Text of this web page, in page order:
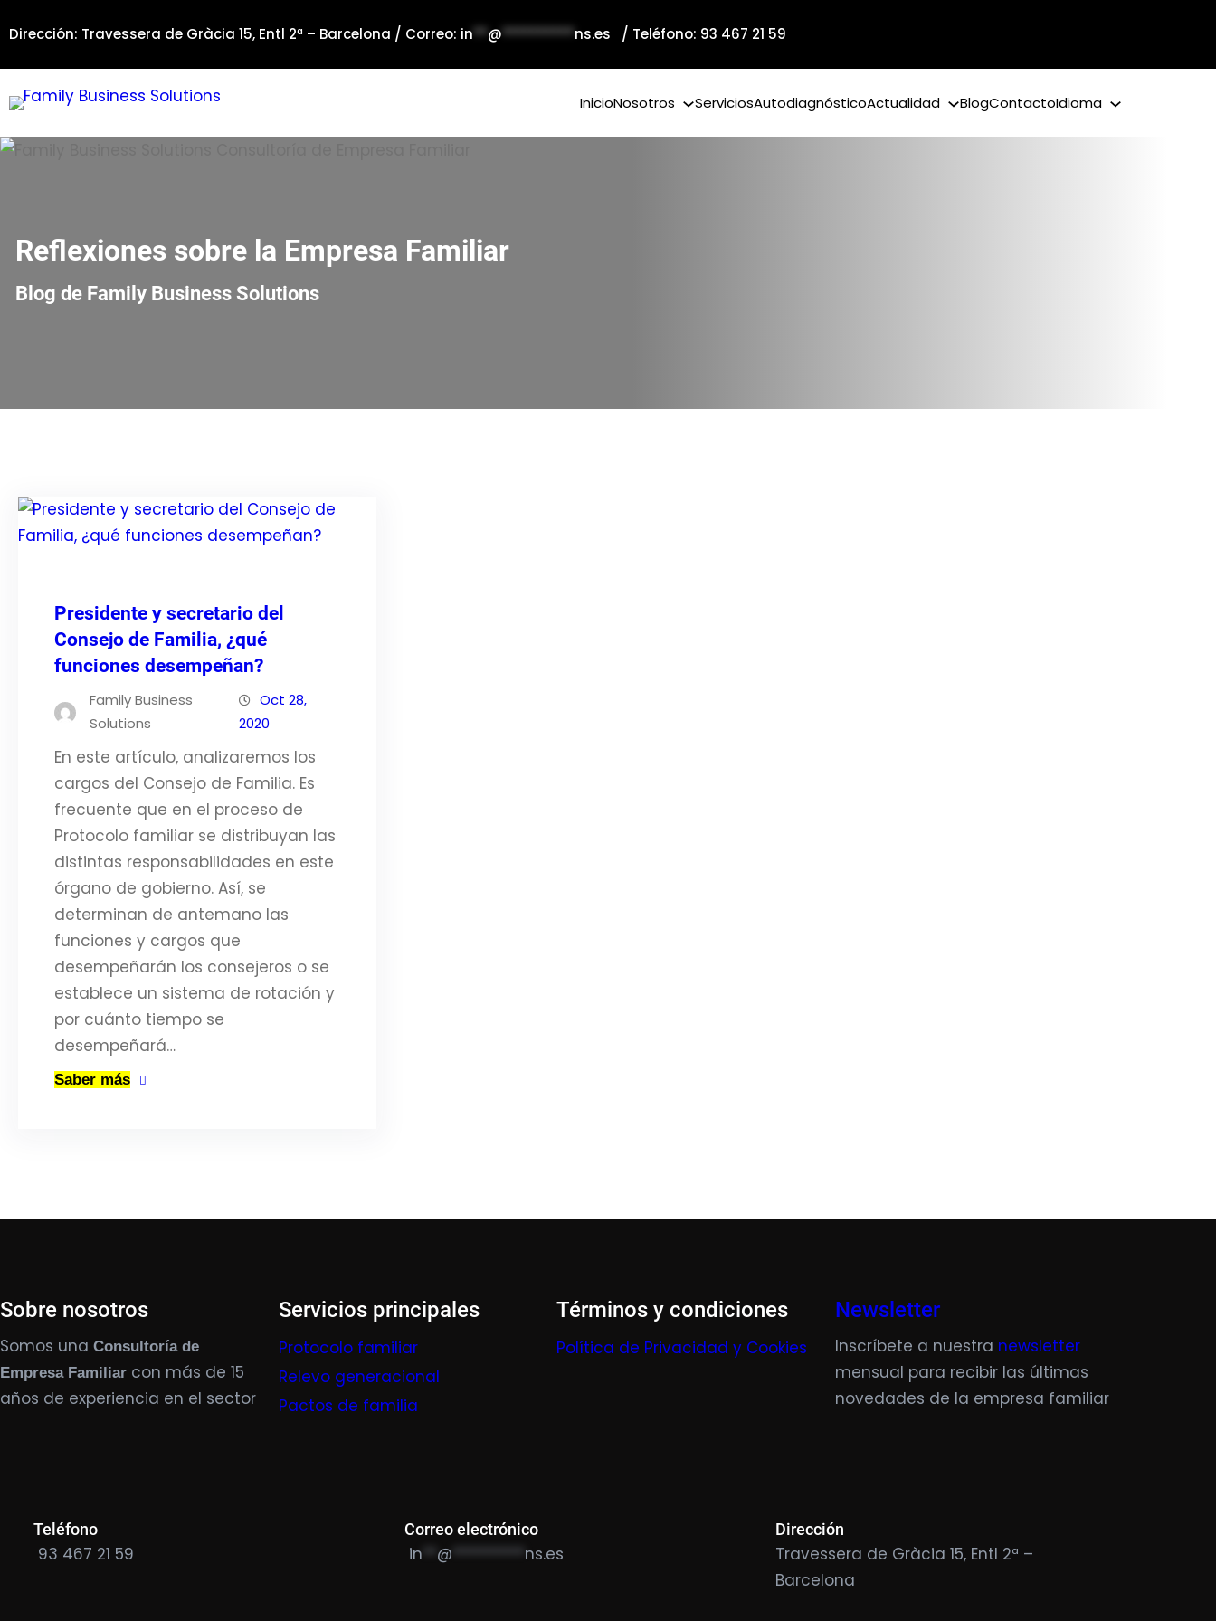
al
contenido
Dirección: Travessera de Gràcia 15, Entl 2ª – Barcelona / Correo: in**@**********ns.es / Teléfono: 93 467 21 59
InicioNosotros ServiciosAutodiagnósticoActualidad BlogContactoIdioma
Reflexiones sobre la Empresa Familiar
Blog de Family Business Solutions
Presidente y secretario del
Consejo de Familia, ¿qué
funciones desempeñan?
Family Business
Solutions
Oct 28,
2020
En este artículo, analizaremos los
cargos del Consejo de Familia. Es
frecuente que en el proceso de
Protocolo familiar se distribuyan las
distintas responsabilidades en este
órgano de gobierno. Así, se
determinan de antemano las
funciones y cargos que
desempeñarán los consejeros o se
establece un sistema de rotación y
por cuánto tiempo se
desempeñará…
Saber más
Sobre nosotros
Somos una Consultoría de
Empresa Familiar con más de 15
años de experiencia en el sector
Servicios principales
Protocolo familiar
Relevo generacional
Pactos de familia
Términos y condiciones
Política de Privacidad y Cookies
Newsletter
Inscríbete a nuestra newsletter
mensual para recibir las últimas
novedades de la empresa familiar
Teléfono
93 467 21 59
Correo electrónico
in @ ********** ns.es
Dirección
Travessera de Gràcia 15, Entl 2ª –
Barcelona